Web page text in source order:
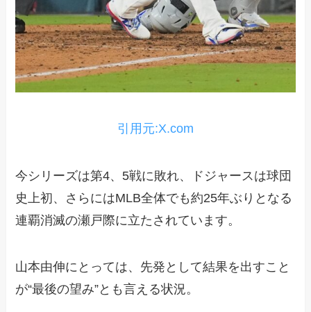
引用元:X.com
今シリーズは第4、5戦に敗れ、ドジャースは球団
史上初、さらにはMLB全体でも約25年ぶりとなる
連覇消滅の瀬戸際に立たされています。
山本由伸にとっては、先発として結果を出すこと
が“最後の望み”とも言える状況。